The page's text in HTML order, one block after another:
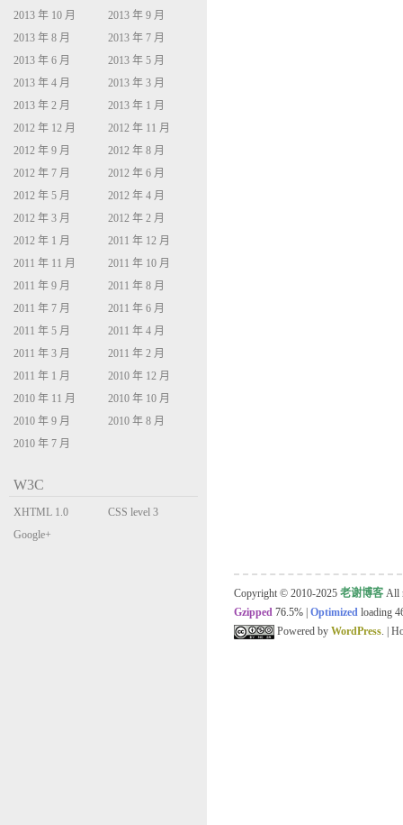
2013 年 10 月
2013 年 9 月
2013 年 8 月
2013 年 7 月
2013 年 6 月
2013 年 5 月
2013 年 4 月
2013 年 3 月
2013 年 2 月
2013 年 1 月
2012 年 12 月
2012 年 11 月
2012 年 9 月
2012 年 8 月
2012 年 7 月
2012 年 6 月
2012 年 5 月
2012 年 4 月
2012 年 3 月
2012 年 2 月
2012 年 1 月
2011 年 12 月
2011 年 11 月
2011 年 10 月
2011 年 9 月
2011 年 8 月
2011 年 7 月
2011 年 6 月
2011 年 5 月
2011 年 4 月
2011 年 3 月
2011 年 2 月
2011 年 1 月
2010 年 12 月
2010 年 11 月
2010 年 10 月
2010 年 9 月
2010 年 8 月
2010 年 7 月
W3C
XHTML 1.0
Transitional
CSS level 3
Google+
Copyright © 2010-2025 老谢博客 All
Gzipped 76.5% Optimized loading
Powered by WordPress. |